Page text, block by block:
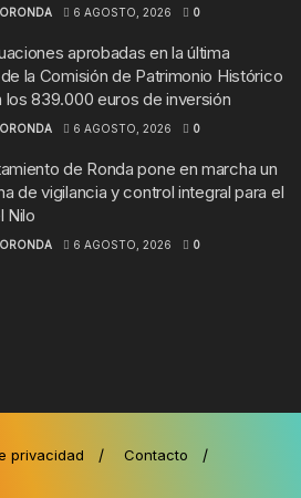
6 AGOSTO, 2026 0
aprobadas en la última
la Comisión de Patrimonio Histórico
los 839.000 euros de inversión
6 AGOSTO, 2026 0
de Ronda pone en marcha un
de vigilancia y control integral para el
Nilo
6 AGOSTO, 2026 0
privacidad
Contacto